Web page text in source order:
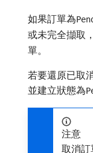
如果訂單為
或未完全擷取
單。
若要還原已取
並建立狀態為
注意
取消